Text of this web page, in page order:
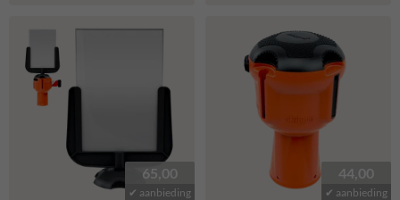
65,00
✔ aanbieding
44,00
✔ aanbieding